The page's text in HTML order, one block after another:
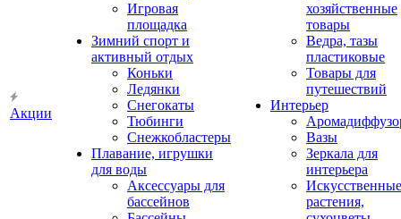
Акции
Игровая
площадка
Зимний спорт и
активный отдых
Коньки
Ледянки
Снегокаты
Тюбинги
Снежкобластеры
Плавание, игрушки
для воды
Аксессуары для
бассейнов
хозяйственные
товары
Ведра, тазы
пластиковые
Товары для
путешествий
Интерьер
Вазы
Зеркала для
интерьера
Искусственные
растения,